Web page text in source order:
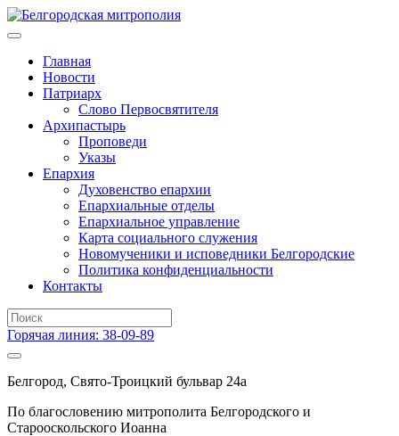
Главная
Новости
Патриарх
Слово Первосвятителя
Архипастырь
Проповеди
Указы
Епархия
Духовенство епархии
Епархиальные отделы
Епархиальное управление
Карта социального служения
Новомученики и исповедники Белгородские
Политика конфиденциальности
Контакты
Горячая линия: 38-09-89
Белгород, Свято-Троицкий бульвар 24а
По благословению митрополита Белгородского и
Старооскольского Иоанна